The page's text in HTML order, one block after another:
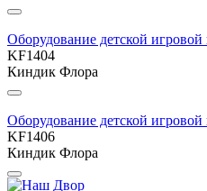
Оборудование детской
KF1404
Киндик Флора
Оборудование детской
KF1406
Киндик Флора